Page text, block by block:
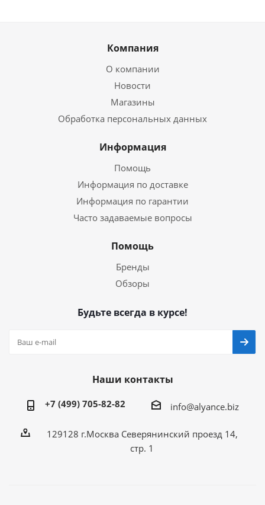
Компания
О компании
Новости
Магазины
Обработка персональных данных
Информация
Помощь
Информация по доставке
Информация по гарантии
Часто задаваемые вопросы
Помощь
Бренды
Обзоры
Будьте всегда в курсе!
Наши контакты
+7 (499) 705-82-82 info@alyance.biz
129128 г.Москва Северянинский проезд 14,
стр. 1